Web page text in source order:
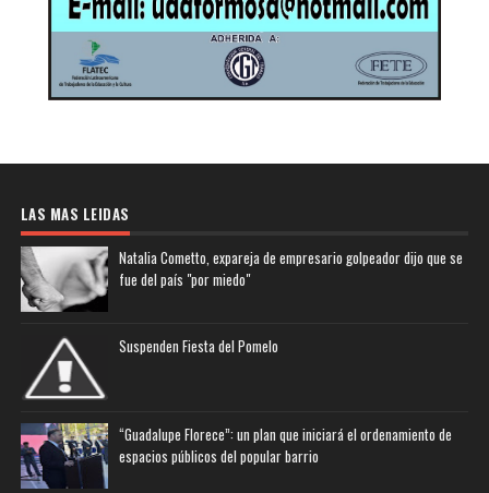
LAS MAS LEIDAS
Natalia Cometto, expareja de empresario golpeador dijo que se
fue del país "por miedo"
Suspenden Fiesta del Pomelo
“Guadalupe Florece”: un plan que iniciará el ordenamiento de
espacios públicos del popular barrio